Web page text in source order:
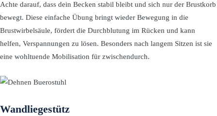
Achte darauf, dass dein Becken stabil bleibt und sich nur der Brustkorb
bewegt. Diese einfache Übung bringt wieder Bewegung in die
Brustwirbelsäule, fördert die Durchblutung im Rücken und kann
helfen, Verspannungen zu lösen. Besonders nach langem Sitzen ist sie
eine wohltuende Mobilisation für zwischendurch.
Wandliegestütz